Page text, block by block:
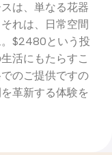
は、単なる花器
れは、日常空間
$2480という投
活にもたらすこ
のご提供ですの
革新する体験を